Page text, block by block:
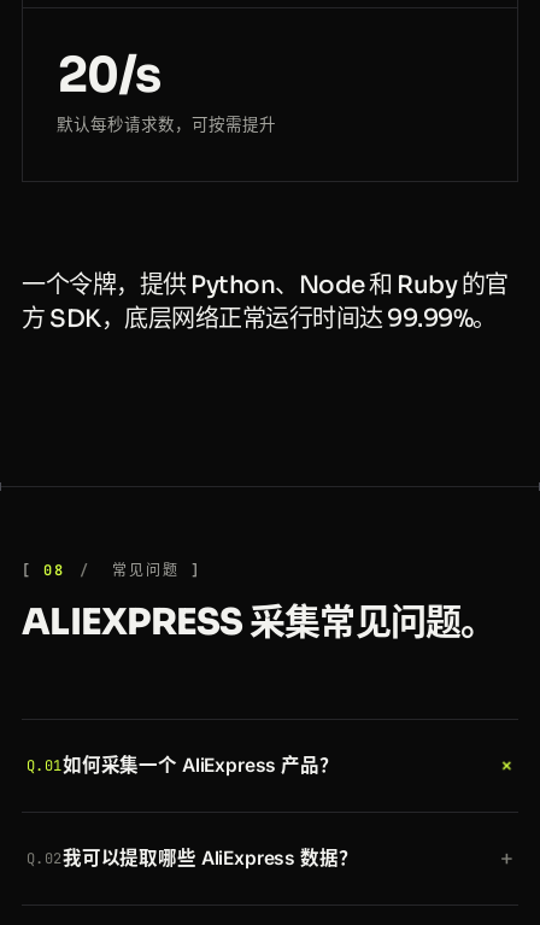
20/s
默认每秒请求数，可按需提升
一个令牌，提供 Python、Node 和 Ruby 的官
方 SDK，底层网络正常运行时间达 99.99%。
08 常见问题
ALIEXPRESS 采集常见问题。
Q.01如何采集一个 AliExpress 产品？ +
API，带上你的令牌和scraper=aliexpress-
Q.02我可以提取哪些 AliExpress 数据？ +